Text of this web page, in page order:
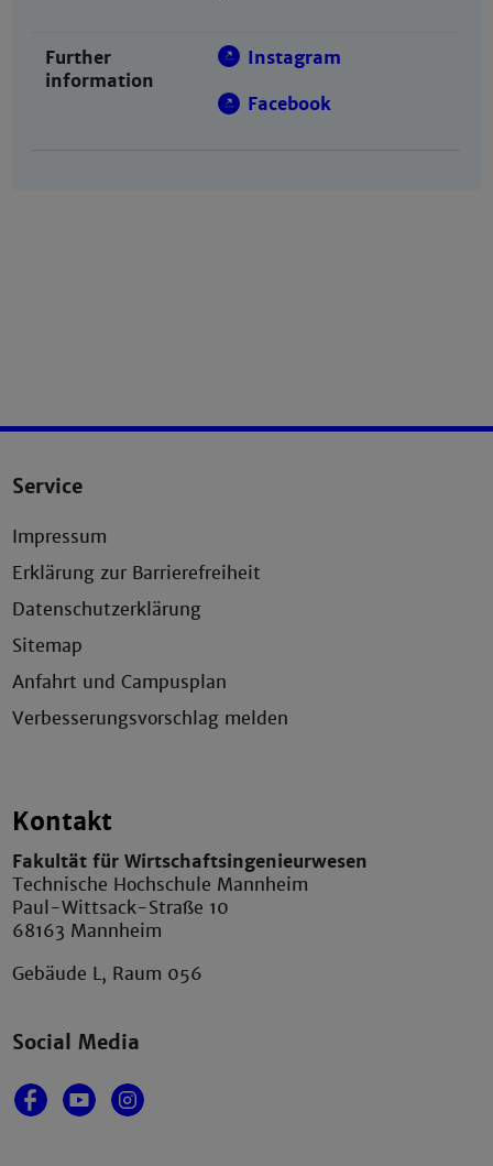
Further
information
Instagram
Facebook
Service
Impressum
Erklärung zur Barrierefreiheit
Datenschutzerklärung
Sitemap
Anfahrt und Campusplan
Verbesserungsvorschlag melden
Kontakt
Fakultät für Wirtschaftsingenieurwesen
Technische Hochschule Mannheim
Paul-Wittsack-Straße 10
68163 Mannheim
Gebäude L, Raum 056
Social Media